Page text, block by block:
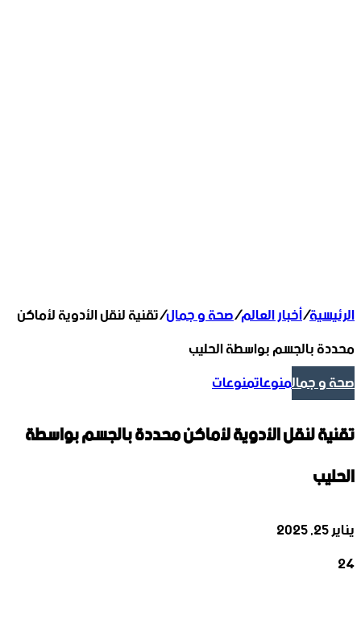
الرئيسية/أخبار العالم/صحة و جمال/تقنية لنقل الأدوية لأماكن
محددة بالجسم بواسطة الحليب
صحة و جمالمنوعاتمنوعات
تقنية لنقل الأدوية لأماكن محددة بالجسم بواسطة
الحليب
يناير 25, 2025
24